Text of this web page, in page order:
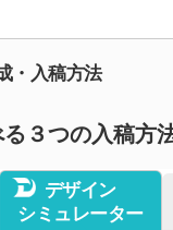
・入稿方法
３つの入稿方
デザイン
シミュレーター